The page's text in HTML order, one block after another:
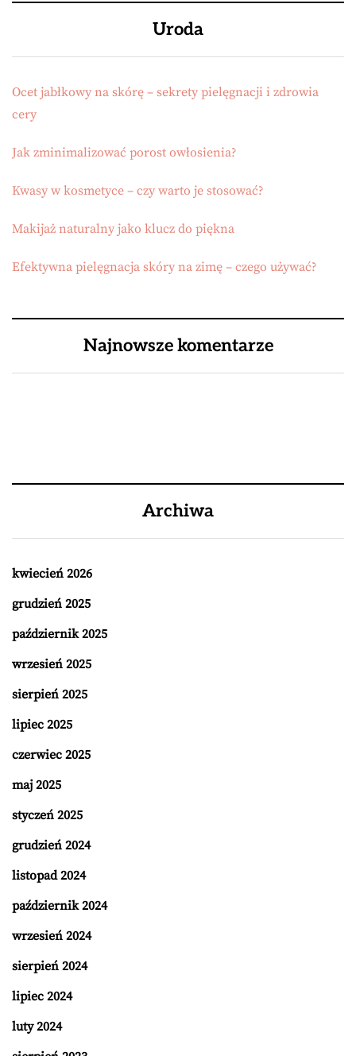
Uroda
Ocet jabłkowy na skórę – sekrety pielęgnacji i zdrowia
cery
Jak zminimalizować porost owłosienia?
Kwasy w kosmetyce – czy warto je stosować?
Makijaż naturalny jako klucz do piękna
Efektywna pielęgnacja skóry na zimę – czego używać?
Najnowsze komentarze
Archiwa
kwiecień 2026
grudzień 2025
październik 2025
wrzesień 2025
sierpień 2025
lipiec 2025
czerwiec 2025
maj 2025
styczeń 2025
grudzień 2024
listopad 2024
październik 2024
wrzesień 2024
sierpień 2024
lipiec 2024
luty 2024